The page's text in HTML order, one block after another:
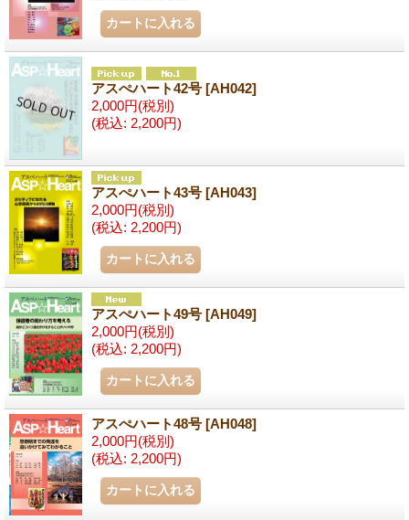
アスぺハート42号 [AH042]
2,000円(税別)
(税込: 2,200円)
アスぺハート43号 [AH043]
2,000円(税別)
(税込: 2,200円)
アスぺハート49号 [AH049]
2,000円(税別)
(税込: 2,200円)
アスぺハート48号 [AH048]
2,000円(税別)
(税込: 2,200円)